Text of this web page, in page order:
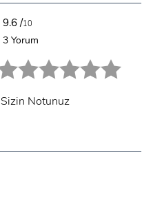
9.6 /10
3 Yorum
Sizin Notunuz